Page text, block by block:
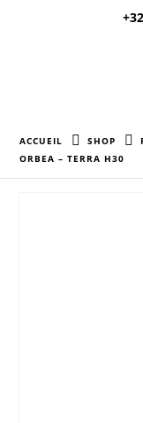
ACCUEIL SHOP
ORBEA – TERRA H30